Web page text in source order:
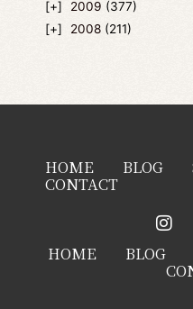
2009 (377)
2008 (211)
HOME BLOG
CONTACT
HOME BLOG